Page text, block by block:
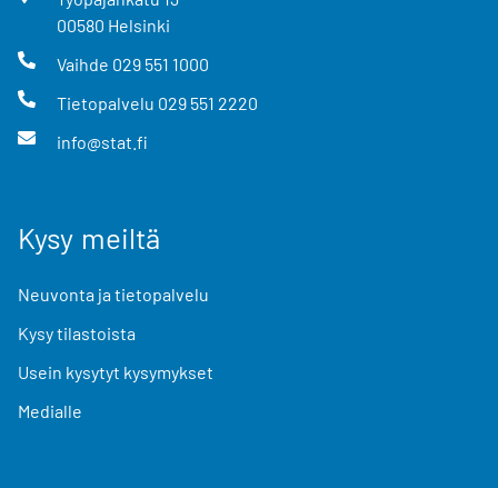
00580 Helsinki
Vaihde 029 551 1000
Tietopalvelu 029 551 2220
info@stat.fi
Kysy meiltä
Neuvonta ja tietopalvelu
Kysy tilastoista
Usein kysytyt kysymykset
Medialle